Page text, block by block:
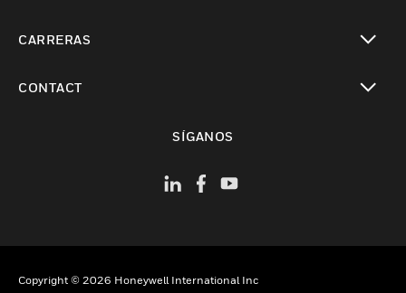
CARRERAS
CONTACT
SÍGANOS
Copyright © 2026 Honeywell International Inc